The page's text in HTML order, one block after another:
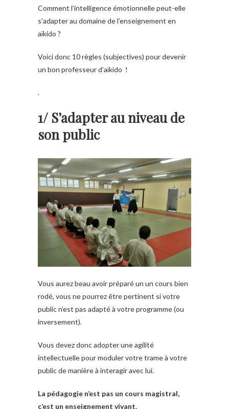
Comment l’intelligence émotionnelle peut-elle
s’adapter au domaine de l’enseignement en
aïkido ?
Voici donc 10 règles (subjectives) pour devenir
un bon professeur d’aïkido !
.
1/ S’adapter au niveau de
son public
Vous aurez beau avoir préparé un un cours bien
rodé, vous ne pourrez être pertinent si votre
public n’est pas adapté à votre programme (ou
inversement).
Vous devez donc adopter une agilité
intellectuelle pour moduler votre trame à votre
public de manière à interagir avec lui.
La pédagogie n’est pas un cours magistral,
c’est un enseignement vivant.